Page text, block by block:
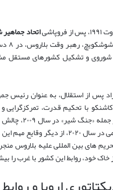
اتحاد
آزاد پس از استقلال، به عنوان
با تحکیم قدرت، تمرکزگرایی و
ایجاد کرد. بحران اقتصادی سال ۲۰۱۱ و اعتراضات
های بین المللی علیه بلاروس
خاک خود، روابط این کشور با غرب